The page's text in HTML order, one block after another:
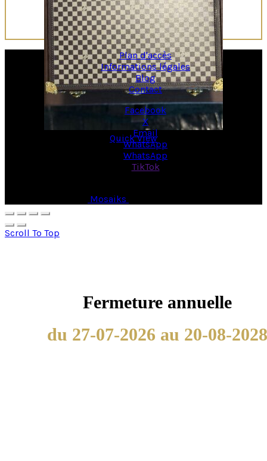
Quick View
Plan d'accès
Informations légales
Blog
Contact
Facebook
X
Email
WhatsApp
WhatsApp
TikTok
Mosaiks
Scroll To Top
Fermeture annuelle
du 27-07-2026 au 20-08-2028